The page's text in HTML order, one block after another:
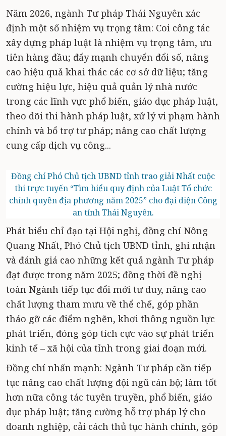
Năm 2026, ngành Tư pháp Thái Nguyên xác
định một số nhiệm vụ trọng tâm: Coi công tác
xây dựng pháp luật là nhiệm vụ trọng tâm, ưu
tiên hàng đầu; đẩy mạnh chuyển đổi số, nâng
cao hiệu quả khai thác các cơ sở dữ liệu; tăng
cường hiệu lực, hiệu quả quản lý nhà nước
trong các lĩnh vực phổ biến, giáo dục pháp luật,
theo dõi thi hành pháp luật, xử lý vi phạm hành
chính và bổ trợ tư pháp; nâng cao chất lượng
cung cấp dịch vụ công...
Đồng chí Phó Chủ tịch UBND tỉnh trao giải Nhất cuộc
thi trực tuyến “Tìm hiểu quy định của Luật Tổ chức
chính quyền địa phương năm 2025” cho đại diện Công
an tỉnh Thái Nguyên.
Phát biểu chỉ đạo tại Hội nghị, đồng chí Nông
Quang Nhất, Phó Chủ tịch UBND tỉnh, ghi nhận
và đánh giá cao những kết quả ngành Tư pháp
đạt được trong năm 2025; đồng thời đề nghị
toàn Ngành tiếp tục đổi mới tư duy, nâng cao
chất lượng tham mưu về thể chế, góp phần
tháo gỡ các điểm nghẽn, khơi thông nguồn lực
phát triển, đóng góp tích cực vào sự phát triển
kinh tế – xã hội của tỉnh trong giai đoạn mới.
Đồng chí nhấn mạnh: Ngành Tư pháp cần tiếp
tục nâng cao chất lượng đội ngũ cán bộ; làm tốt
hơn nữa công tác tuyên truyền, phổ biến, giáo
dục pháp luật; tăng cường hỗ trợ pháp lý cho
doanh nghiệp, cải cách thủ tục hành chính, góp